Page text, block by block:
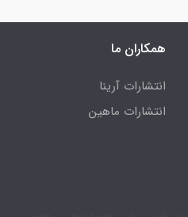
همکاران ما
انتشارات آرینا
انتشارات ماهین